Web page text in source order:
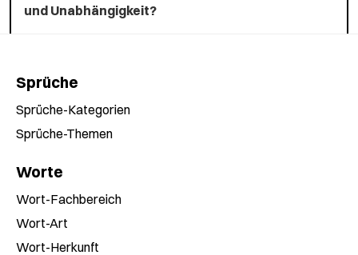
und Unabhängigkeit?
Sprüche
Sprüche-Kategorien
Sprüche-Themen
Worte
Wort-Fachbereich
Wort-Art
Wort-Herkunft